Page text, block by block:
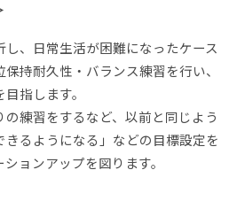
、日常生活が困難になったケース
持耐久性・バランス練習を行い、
指します。
の練習をするなど、以前と同じよう
きるようになる」などの目標設定を
ョンアップを図ります。